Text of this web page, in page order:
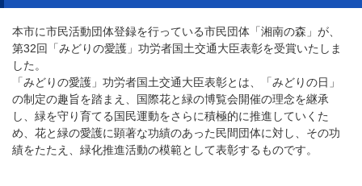
本市に市民活動団体登録を行っている市民団体「湘南の森」が、
第32回「みどりの愛護」功労者国土交通大臣表彰を受賞いたしま
した。
「みどりの愛護」功労者国土交通大臣表彰とは、「みどりの日」
の制定の趣旨を踏まえ、国際花と緑の博覧会開催の理念を継承
し、緑を守り育てる国民運動をさらに積極的に推進していくた
め、花と緑の愛護に顕著な功績のあった民間団体に対し、その功
績をたたえ、緑化推進活動の模範として表彰するものです。